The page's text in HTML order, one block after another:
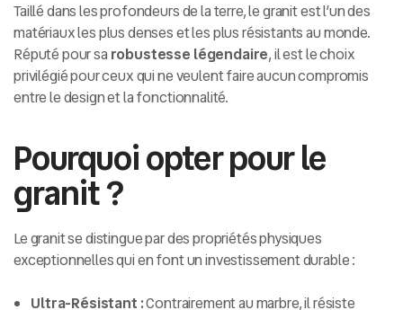
Taillé dans les profondeurs de la terre, le granit est l’un des
matériaux les plus denses et les plus résistants au monde.
Réputé pour sa robustesse légendaire, il est le choix
privilégié pour ceux qui ne veulent faire aucun compromis
entre le design et la fonctionnalité.
Pourquoi opter pour le
granit ?
Le granit se distingue par des propriétés physiques
exceptionnelles qui en font un investissement durable :
Ultra-Résistant :Contrairement au marbre, il résiste